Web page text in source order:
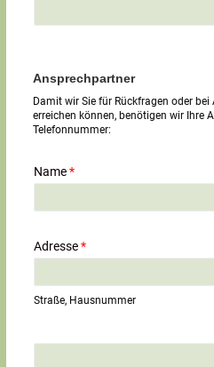
Ansprechpartner
Damit wir Sie für Rückfragen oder
erreichen können, benötigen wir Ihre
Telefonnummer:
Name*
Adresse*
Straße, Hausnummer